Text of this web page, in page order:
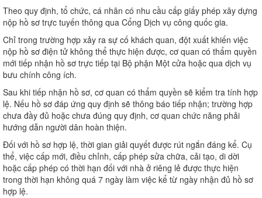
Theo quy định, tổ chức, cá nhân có nhu cầu cấp giấy phép xây dựng
nộp hồ sơ trực tuyến thông qua Cổng Dịch vụ công quốc gia.
Chỉ trong trường hợp xảy ra sự cố khách quan, đột xuất khiến việc
nộp hồ sơ điện tử không thể thực hiện được, cơ quan có thẩm quyền
mới tiếp nhận hồ sơ trực tiếp tại Bộ phận Một cửa hoặc qua dịch vụ
bưu chính công ích.
Sau khi tiếp nhận hồ sơ, cơ quan có thẩm quyền sẽ kiểm tra tính hợp
lệ. Nếu hồ sơ đáp ứng quy định sẽ thông báo tiếp nhận; trường hợp
chưa đầy đủ hoặc chưa đúng quy định, cơ quan chức năng phải
hướng dẫn người dân hoàn thiện.
Đối với hồ sơ hợp lệ, thời gian giải quyết được rút ngắn đáng kể. Cụ
thể, việc cấp mới, điều chỉnh, cấp phép sửa chữa, cải tạo, di dời
hoặc cấp phép có thời hạn đối với nhà ở riêng lẻ được thực hiện
trong thời hạn không quá 7 ngày làm việc kể từ ngày nhận đủ hồ sơ
hợp lệ.